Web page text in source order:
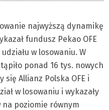
najwyższą dynamikę
fundusz Pekao OFE
w losowaniu. W
ponad 16 tys. nowych
się Allianz Polska OFE i
w losowaniu i wykazały
poziomie równym